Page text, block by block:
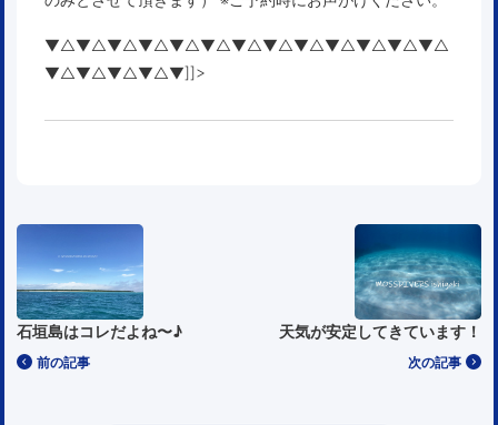
▼△▼△▼△▼△▼△▼△▼△▼△▼△▼△▼△▼△▼△
▼△▼△▼△▼△▼]]>
前の記事
石垣島はコレだよね〜♪
次の記事
天気が安定してきています！